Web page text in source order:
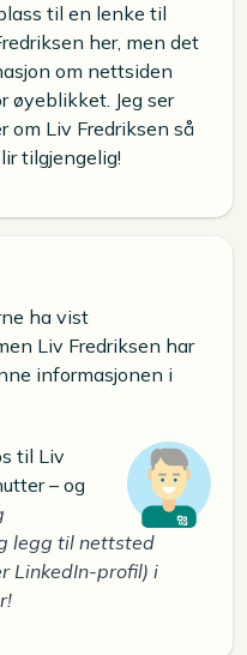
til en lenke til
her, men det
om nettsiden
øyeblikket. Jeg ser
om Liv Fredriksen så
tilgjengelig!
ha vist
Liv Fredriksen har
informasjonen i
til Liv
– og
legg til nettsted
LinkedIn-profil) i